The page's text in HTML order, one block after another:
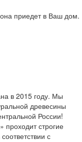
она приедет в Ваш дом.
в 2015 году. Мы
древесины
России!
проходит строгие
с